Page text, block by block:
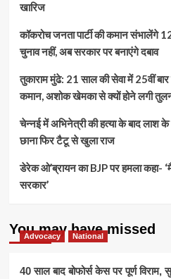
खारिज
कॉकरोच जनता पार्टी की कमान संभालेंगे
चुनाव नहीं, अब सरकार पर बनाएंगे दबाव
तुकाराम मुंढे: 21 साल की सेवा में 25वीं
कमान, अशोक खेमका से क्यों होने लगी
चेन्नई में अभिनेत्री की हत्या के बाद
छाना फिर टैटू से खुला राज
डेरेक ओ’ब्रायन का BJP पर हमला कहा-
सरकार’
You may have missed
Advocacy National
40 साल बाद बोफोर्स केस पर पूर्ण विराम,